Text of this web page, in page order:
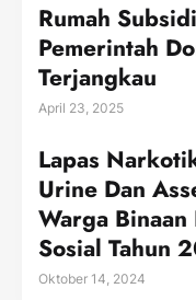
Rumah
Pemerintah
Terjangkau
April 23, 2025
Lapas
Urine Dan
Warga
Sosial Tahun
Oktober 14, 2024